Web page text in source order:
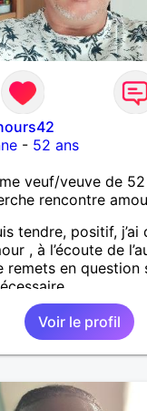
- 52 ans
veuf/veuve de
rencontre
tendre, positif, j’ai
, à l’écoute de
remets en question
Voir le profil